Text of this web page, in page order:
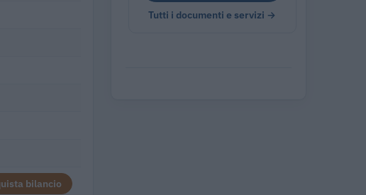
bilancio
Tutti i documenti e servizi →